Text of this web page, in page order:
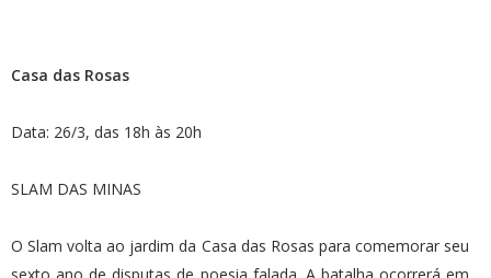
Casa das Rosas
Data: 26/3, das 18h às 20h
SLAM DAS MINAS
O Slam volta ao jardim da Casa das Rosas para comemorar seu
sexto ano de disputas de poesia falada. A batalha ocorrerá em